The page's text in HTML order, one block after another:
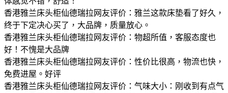
香港雅兰床头柜仙德瑞拉网友评价：雅兰这款床垫看了好久，
终于下定决心买了，大品牌，质量放心。
香港雅兰床头柜仙德瑞拉网友评价：物超所值，客服态度也
好！不愧是大品牌
香港雅兰床头柜仙德瑞拉网友评价：性价比很高，物流也快，
免费进屋。好评
香港雅兰床头柜仙德瑞拉网友评价：气味大小：刚收到有点气